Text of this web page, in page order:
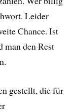
Leider
Chance. Ist
man den Rest
gestellt, die für